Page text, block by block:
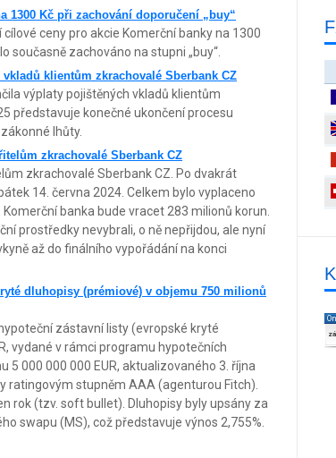
1300 Kč při zachování doporučení „buy“
ceny pro akcie Komerční banky na 1300
současně zachováno na stupni „buy“.
klientům zkrachovalé Sberbank CZ
výplaty pojištěných vkladů klientům
představuje konečné ukončení procesu
lhůty.
zkrachovalé Sberbank CZ
zkrachovalé Sberbank CZ. Po dvakrát
14. června 2024. Celkem bylo vyplaceno
banka bude vracet 283 milionů korun.
prostředky nevybrali, o ně nepřijdou, ale nyní
až do finálního vypořádání na konci
dluhopisy (prémiové) v objemu 750 milionů
zástavní listy (evropské kryté
vydané v rámci programu hypotečních
000 000 000 EUR, aktualizovaného 3. října
ratingovým stupněm AAA (agenturou Fitch).
rok (tzv. soft bullet). Dluhopisy byly upsány za
swapu (MS), což představuje výnos 2,755%.